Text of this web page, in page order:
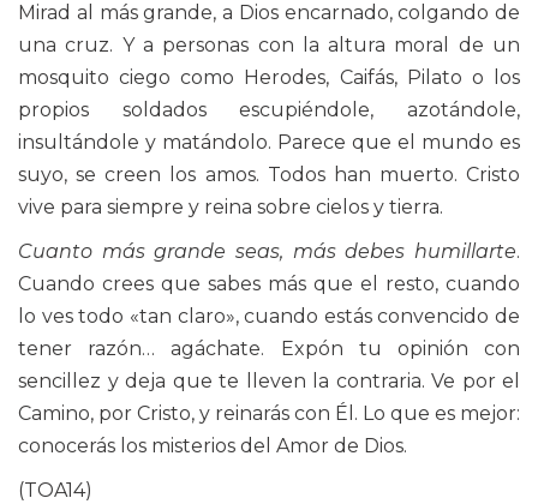
Mirad al más grande, a Dios encarnado, colgando de
una cruz. Y a personas con la altura moral de un
mosquito ciego como Herodes, Caifás, Pilato o los
propios soldados escupiéndole, azotándole,
insultándole y matándolo. Parece que el mundo es
suyo, se creen los amos. Todos han muerto. Cristo
vive para siempre y reina sobre cielos y tierra.
Cuanto más grande seas, más debes humillarte.
Cuando crees que sabes más que el resto, cuando
lo ves todo «tan claro», cuando estás convencido de
tener razón… agáchate. Expón tu opinión con
sencillez y deja que te lleven la contraria. Ve por el
Camino, por Cristo, y reinarás con Él. Lo que es mejor:
conocerás los misterios del Amor de Dios.
(TOA14)